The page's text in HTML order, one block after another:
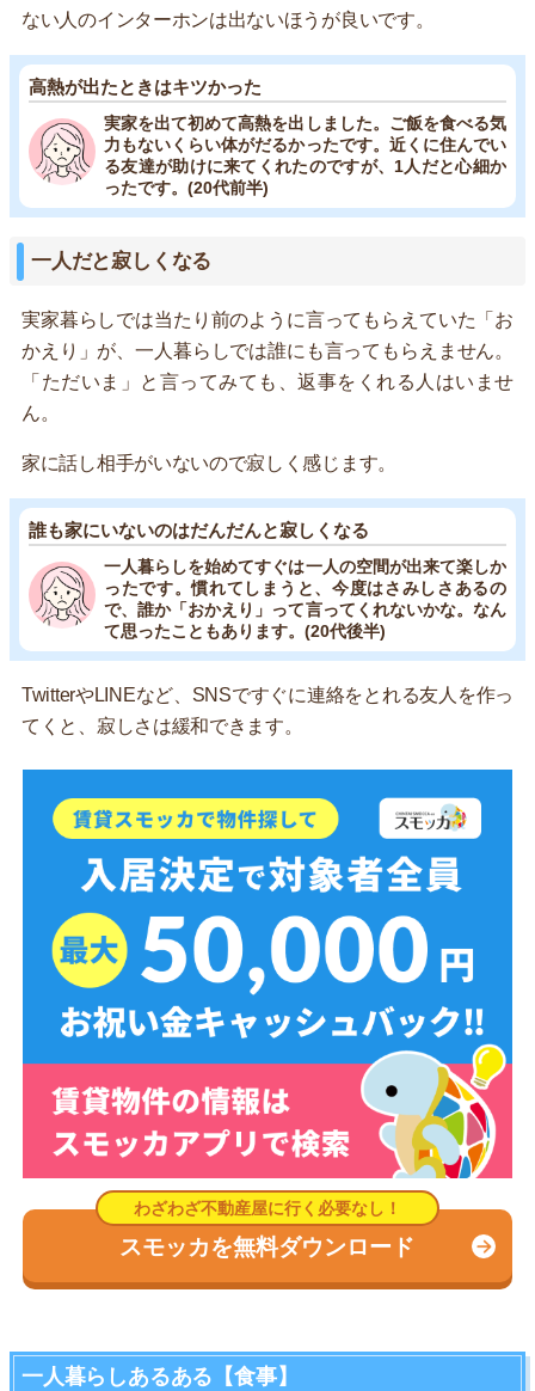
ない人のインターホンは出ないほうが良いです。
高熱が出たときはキツかった
実家を出て初めて高熱を出しました。ご飯を食べる気
力もないくらい体がだるかったです。近くに住んでい
る友達が助けに来てくれたのですが、1人だと心細か
ったです。(20代前半)
一人だと寂しくなる
実家暮らしでは当たり前のように言ってもらえていた「お
かえり」が、一人暮らしでは誰にも言ってもらえません。
「ただいま」と言ってみても、返事をくれる人はいませ
ん。
家に話し相手がいないので寂しく感じます。
誰も家にいないのはだんだんと寂しくなる
一人暮らしを始めてすぐは一人の空間が出来て楽しか
ったです。慣れてしまうと、今度はさみしさあるの
で、誰か「おかえり」って言ってくれないかな。なん
て思ったこともあります。(20代後半)
TwitterやLINEなど、SNSですぐに連絡をとれる友人を作っ
てくと、寂しさは緩和できます。
スモッカを無料ダウンロード
一人暮らしあるある【食事】